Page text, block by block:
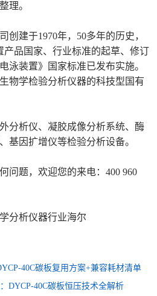
理。
创建于1970年，50多年的历史，
产品国家、行业标准的起草、修订
泳装置》国家标准已发布实施。
物学检验分析仪器的科技型国有
分析仪、凝胶成像分析系统、酶
基因扩增仪等检验分析设备。
问题，欢迎您的来电：400 960
分析仪器行业海尔
40C碳板复用方案+兼容耗材清单
DYCP-40C碳板恒压技术全解析